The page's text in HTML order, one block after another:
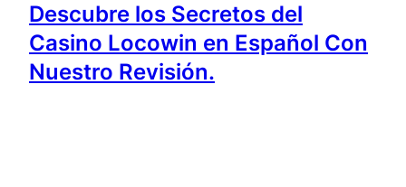
Descubre los Secretos del
Casino Locowin en Español Con
Nuestro Revisión.